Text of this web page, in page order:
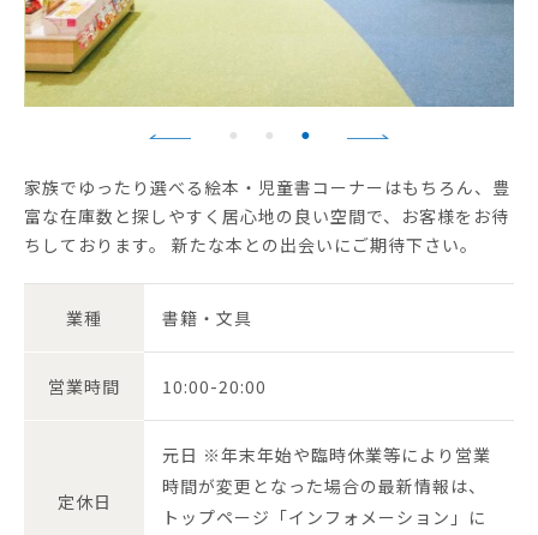
家族でゆったり選べる絵本・児童書コーナーはもちろん、豊
富な在庫数と探しやすく居心地の良い空間で、お客様をお待
ちしております。 新たな本との出会いにご期待下さい。
業種 書籍・文具
営業時間 10:00-20:00
定休日
元日 ※年末年始や臨時休業等により営業
時間が変更となった場合の最新情報は、
トップページ「インフォメーション」に